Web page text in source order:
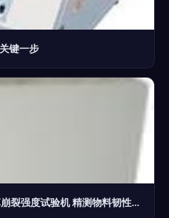
键一步
深入解析XK-3055优质皮革崩裂强度试验机 精测物料韧性的可靠利器